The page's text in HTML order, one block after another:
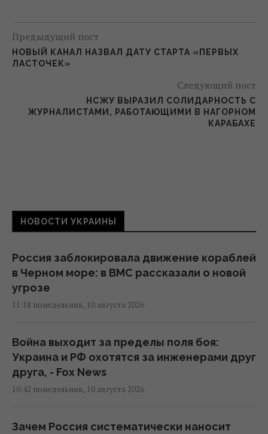
Предыдущий пост
НОВЫЙ КАНАЛ НАЗВАЛ ДАТУ СТАРТА «ПЕРВЫХ
ЛАСТОЧЕК»
Следующий пост
НСЖУ ВЫРАЗИЛ СОЛИДАРНОСТЬ С
ЖУРНАЛИСТАМИ, РАБОТАЮЩИМИ В НАГОРНОМ
КАРАБАХЕ
НОВОСТИ УКРАИНЫ
Россия заблокировала движение кораблей
в Черном море: в ВМС рассказали о новой
угрозе
11:18 понедельник, 10 августа 2026
Война выходит за пределы поля боя:
Украина и РФ охотятся за инженерами друг
друга, - Fox News
10:42 понедельник, 10 августа 2026
Зачем Россия систематически наносит